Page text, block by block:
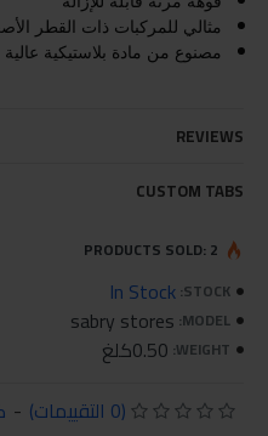
مثالي للمركبات ذات القطر
مصنوع من مادة بلاستيكية
REVIEWS
CUSTOM TABS
STOCK:
In Stock
MODEL:
sabry stores
WEIGHT: 0.50كلغ
PRODUCTS SOLD: 2
(0 التقييمات) -